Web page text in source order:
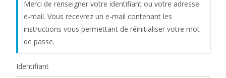
Merci de renseigner votre identifiant ou votre adresse
e-mail. Vous recevrez un e-mail contenant les
instructions vous permettant de réinitialiser votre mot
de passe.
Identifiant